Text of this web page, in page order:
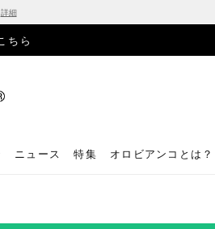
詳細
ちら
ニュース 特集 オロビアンコとは？